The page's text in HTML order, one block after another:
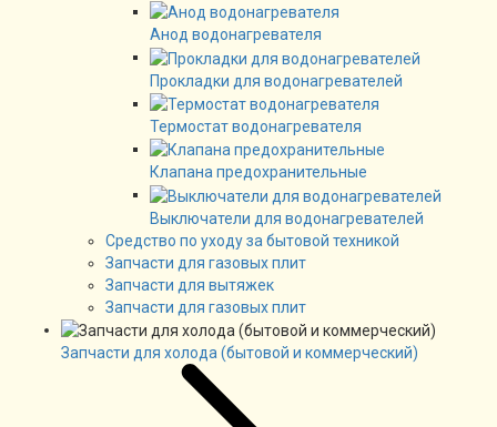
Анод водонагревателя
Прокладки для водонагревателей
Термостат водонагревателя
Клапана предохранительные
Выключатели для водонагревателей
Средство по уходу за бытовой техникой
Запчасти для газовых плит
Запчасти для вытяжек
Запчасти для газовых плит
Запчасти для холода (бытовой и коммерческий)